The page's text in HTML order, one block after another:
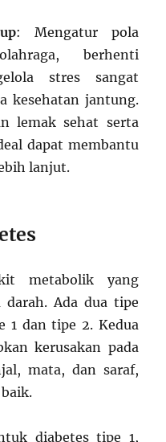
: Mengatur pola
berhenti
stres sangat
kesehatan jantung.
lemak sehat serta
dapat membantu
lanjut.
metabolik yang
darah. Ada dua tipe
1 dan tipe 2. Kedua
kerusakan pada
mata, dan saraf,
diabetes tipe 1,